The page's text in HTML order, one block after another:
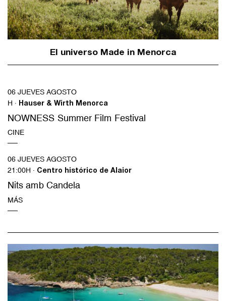
El universo Made in Menorca
06 JUEVES AGOSTO
H · Hauser & Wirth Menorca
NOWNESS Summer Film Festival
CINE
06 JUEVES AGOSTO
21:00H · Centro histórico de Alaior
Nits amb Candela
MÁS